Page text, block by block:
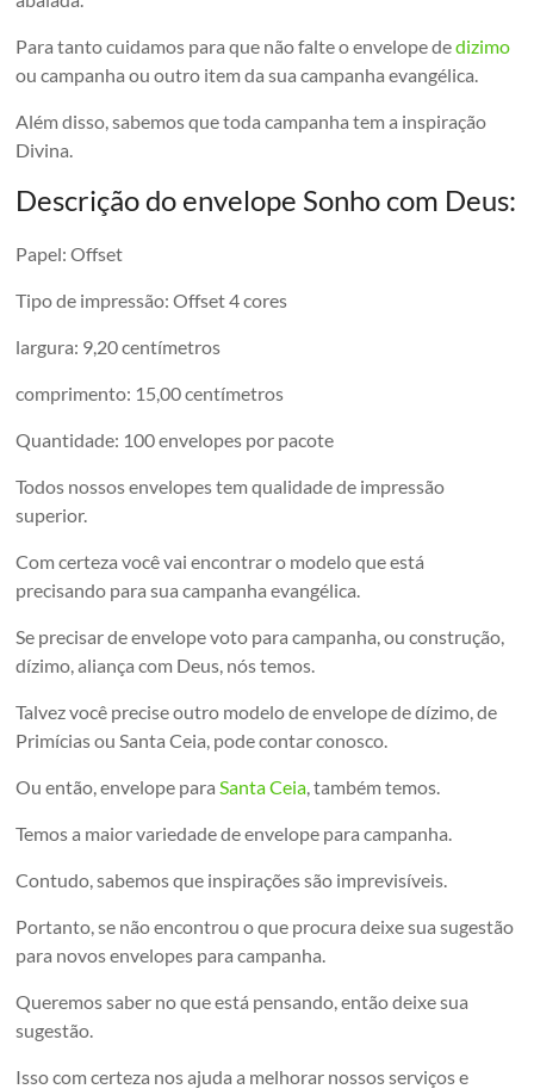
Para tanto cuidamos para que não falte o envelope dedizimo
ou campanha ou outro item da sua campanha evangélica.
Além disso, sabemos que toda campanha tem a inspiração
Divina.
Descrição do envelope Sonho com Deus:
Papel: Offset
Tipo de impressão: Offset 4 cores
largura: 9,20 centímetros
comprimento: 15,00 centímetros
Quantidade: 100 envelopes por pacote
Todos nossos envelopes tem qualidade de impressão
superior.
Com certeza você vai encontrar o modelo que está
precisando para sua campanha evangélica.
Se precisar de envelope voto para campanha, ou construção,
dízimo, aliança com Deus, nós temos.
Talvez você precise outro modelo de envelope de dízimo, de
Primícias ou Santa Ceia, pode contar conosco.
Ou então, envelope para Santa Ceia, também temos.
Temos a maior variedade de envelope para campanha.
Contudo, sabemos que inspirações são imprevisíveis.
Portanto, se não encontrou o que procura deixe sua sugestão
para novos envelopes para campanha.
Queremos saber no que está pensando, então deixe sua
sugestão.
Isso com certeza nos ajuda a melhorar nossos serviços e